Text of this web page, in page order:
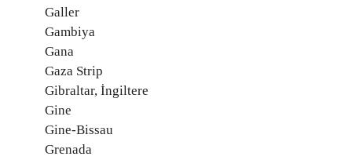
Galler
Gambiya
Gana
Gaza Strip
Gibraltar, İngiltere
Gine
Gine-Bissau
Grenada